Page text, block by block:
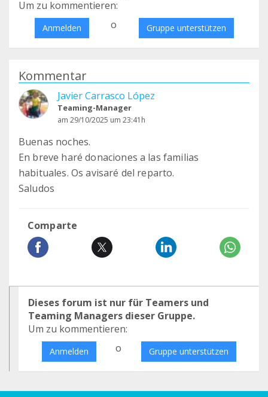
Um zu kommentieren:
Anmelden o Gruppe unterstützen
Kommentar
Javier Carrasco López
Teaming-Manager
am 29/10/2025 um 23:41h
Buenas noches.
En breve haré donaciones a las familias
habituales. Os avisaré del reparto.
Saludos
Comparte
Dieses forum ist nur für Teamers und
Teaming Managers dieser Gruppe.
Um zu kommentieren:
Anmelden o Gruppe unterstützen